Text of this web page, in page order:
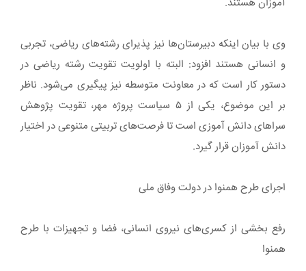
وی با بیان اینکه دبیرستان‌ها نیز پذیرای رشته‌های ریاضی، تجربی
و انسانی هستند افزود: البته با اولویت تقویت رشته ریاضی در
دستور کار است که در معاونت متوسطه نیز پیگیری می‌شود. ناظر
بر این موضوع، یکی از ۵ سیاست پروژه مهر، تقویت پژوهش
سراهای دانش آموزی است تا فرصت‌های تربیتی متنوعی در اختیار
دانش آموزان قرار گیرد.
اجرای طرح همنوا در دولت وفاق ملی
رفع بخشی از کسری‌های نیروی انسانی، فضا و تجهیزات با طرح
همنوا